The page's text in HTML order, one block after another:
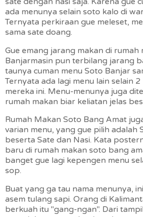
ada menunya selain soto kalo di
Ternyata perkiraan gue meleset,
sama sate doang.
Gue emang jarang makan di rumah
Banjarmasin pun terbilang jarang
taunya cuman menu Soto Banjar
Ternyata ada lagi menu lain selain
mereka ini. Menu-menunya juga
rumah makan biar keliatan jelas
Rumah Makan Soto Bang Amat
varian menu, yang gue pilih adalah
beserta Sate dan Nasi. Kata
baru di rumah makan soto bang
banget gue lagi kepengen menu
sop.
Buat yang ga tau nama menunya,
asem tulang sapi. Orang di
berkuah itu "gang-ngan". Dari